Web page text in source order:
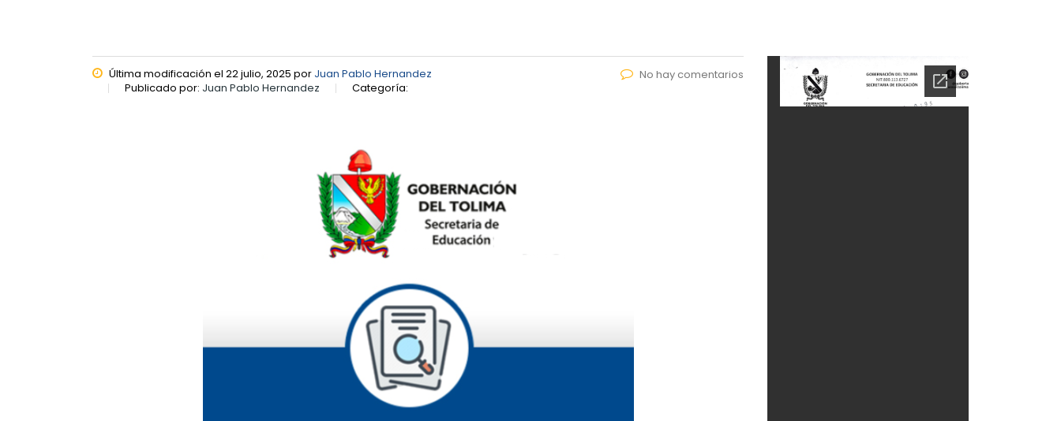
Última modificación el 22 julio, 2025 por Juan Pablo Hernandez
Publicado por: Juan Pablo Hernandez Categoría:
No hay comentarios